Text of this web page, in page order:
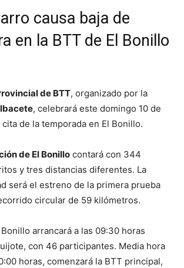
causa baja de
en la BTT de El Bonillo
de BTT, organizado por la
, celebrará este domingo 10 de
de la temporada en El Bonillo.
de El Bonillo contará con 344
y tres distancias diferentes. La
será el estreno de la primera prueba
circular de 59 kilómetros.
arrancará a las 09:30 horas
con 46 participantes. Media hora
horas, comenzará la BTT principal,